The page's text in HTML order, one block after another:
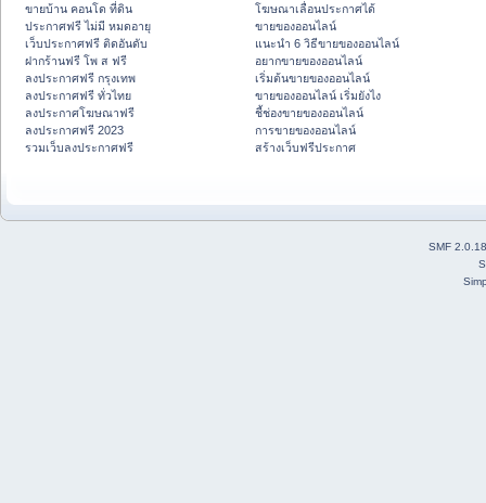
ขายบ้าน คอนโด ที่ดิน
ประกาศฟรี ไม่มี หมดอายุ
เว็บประกาศฟรี ติดอันดับ
ฝากร้านฟรี โพ ส ฟรี
ลงประกาศฟรี กรุงเทพ
ลงประกาศฟรี ทั่วไทย
ลงประกาศโฆษณาฟรี
ลงประกาศฟรี 2023
รวมเว็บลงประกาศฟรี
โฆษณาเลื่อนประกาศได้
ขายของออนไลน์
แนะนำ 6 วิธีขายของออนไลน์
อยากขายของออนไลน์
เริ่มต้นขายของออนไลน์
ขายของออนไลน์ เริ่มยังไง
ชี้ช่องขายของออนไลน์
การขายของออนไลน์
สร้างเว็บฟรีประกาศ
SMF 2.0.18